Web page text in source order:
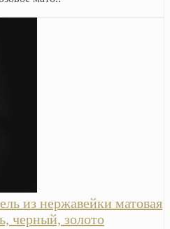
из нержавейки матовая
черный, золото